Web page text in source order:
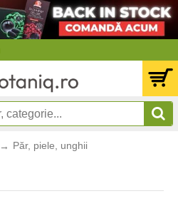
Păr, piele, unghii